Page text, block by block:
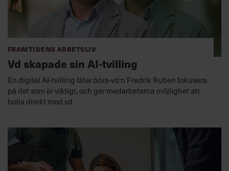
Framtidens arbetsliv
Vd skapade sin AI-tvilling
En digital AI-tvilling låter börs-vd:n Fredrik Ruben fokusera
på det som är viktigt, och ger medarbetarna möjlighet att
bolla direkt med vd.